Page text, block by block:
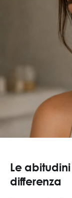
Le
differenza